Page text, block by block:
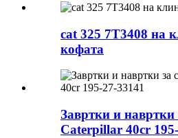
cat 325 7T3408 на
кофата
Завртки и навртки
Caterpillar 40cr